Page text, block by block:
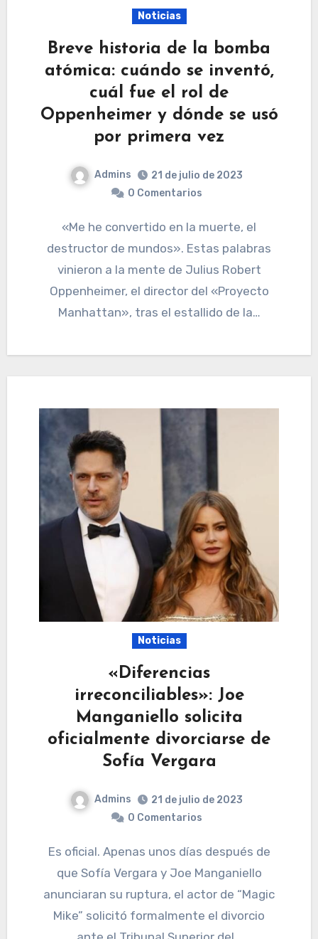
Noticias
Breve historia de la bomba
atómica: cuándo se inventó,
cuál fue el rol de
Oppenheimer y dónde se usó
por primera vez
Admins
21 de julio de 2023
0 Comentarios
«Me he convertido en la muerte, el
destructor de mundos». Estas palabras
vinieron a la mente de Julius Robert
Oppenheimer, el director del «Proyecto
Manhattan», tras el estallido de la…
Noticias
«Diferencias
irreconciliables»: Joe
Manganiello solicita
oficialmente divorciarse de
Sofía Vergara
Admins
21 de julio de 2023
0 Comentarios
Es oficial. Apenas unos días después de
que Sofía Vergara y Joe Manganiello
anunciaran su ruptura, el actor de “Magic
Mike” solicitó formalmente el divorcio